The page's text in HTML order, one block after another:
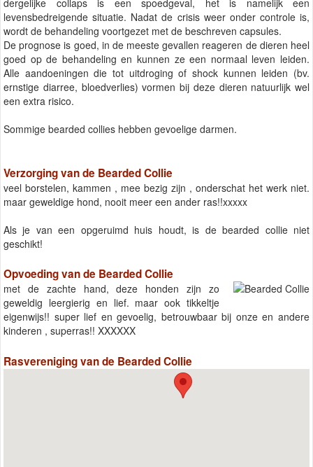
levensbedreigende situatie. Nadat de crisis weer onder controle is,
wordt de behandeling voortgezet met de beschreven capsules.
De prognose is goed, in de meeste gevallen reageren de dieren heel
goed op de behandeling en kunnen ze een normaal leven leiden.
Alle aandoeningen die tot uitdroging of shock kunnen leiden (bv.
ernstige diarree, bloedverlies) vormen bij deze dieren natuurlijk wel
een extra risico.
Sommige bearded collies hebben gevoelige darmen.
Verzorging van de Bearded Collie
veel borstelen, kammen , mee bezig zijn , onderschat het werk niet.
maar geweldige hond, nooit meer een ander ras!!xxxxx
Als je van een opgeruimd huis houdt, is de bearded collie niet
geschikt!
Opvoeding van de Bearded Collie
met de zachte hand, deze honden zijn zo
geweldig leergierig en lief. maar ook tikkeltje
eigenwijs!! super lief en gevoelig, betrouwbaar bij onze en andere
kinderen , superras!! XXXXXX
Rasvereniging van de Bearded Collie